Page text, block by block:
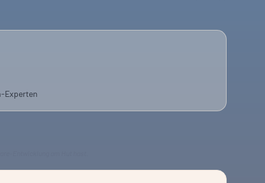
Netzwerken ist hier Programm.
Experten